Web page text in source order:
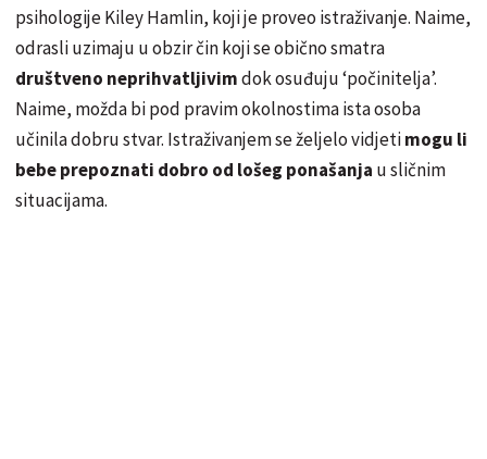
psihologije Kiley Hamlin, koji je proveo istraživanje. Naime,
odrasli uzimaju u obzir čin koji se obično smatra
društveno neprihvatljivimdok osuđuju ‘počinitelja’.
Naime, možda bi pod pravim okolnostima ista osoba
učinila dobru stvar. Istraživanjem se željelo vidjetimogu li
bebe prepoznati dobro od lošeg ponašanja u sličnim
situacijama.